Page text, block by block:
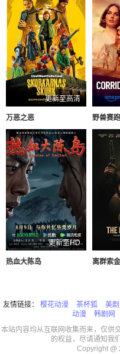
更新至高清
万恶之恶 野兽赛跑
更新至HD
热血大陈岛 离群索金
友情链接： 樱花动漫 茶杯狐 美
动漫
韩剧网
本站内容均从互联网收集而来，仅供
的权益，尽请通知我
Copyright @